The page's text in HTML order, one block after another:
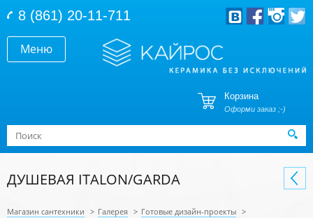
Меню
8 (861) 20-11-711
Корзина
Оформи заказ ;-)
Форма поиска
Поиск
ДУШЕВАЯ ITALON/GARDA
Магазин сантехники > Галерея > Готовые дизайн-проекты >